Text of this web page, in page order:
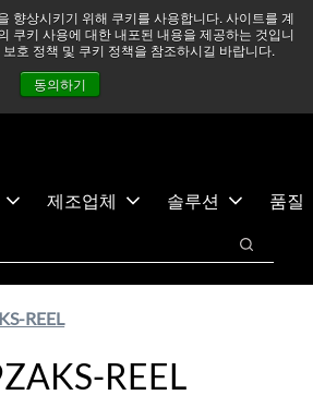
향상시키기 위해 쿠키를 사용합니다. 사이트를 계
쿠키 사용에 대한 내포된 내용을 제공하는 것입니
호 정책 및 쿠키 정책을 참조하시길 바랍니다.
동의하기
으로 주시하고 있으며, 모든 서비스는
되고 있습니다. 더 읽어보기 →
뉴스
문의하기
제조업체 솔루션
품질
검색
REEL
REEL